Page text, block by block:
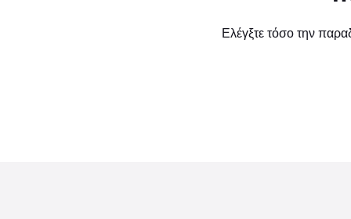
Ελέγξτε τόσο την